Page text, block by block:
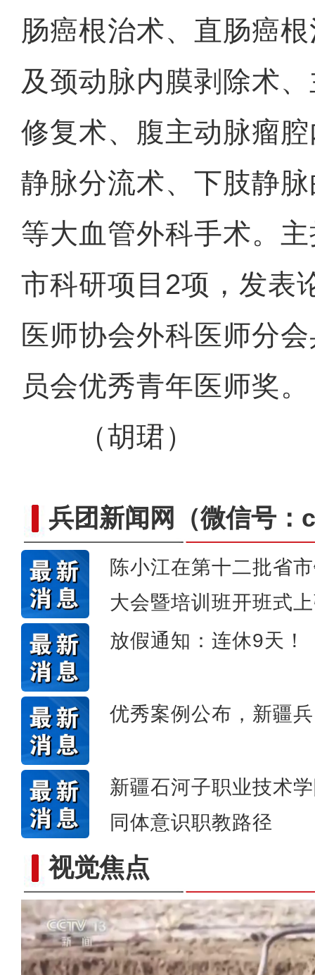
肠癌根治术、直肠癌
及颈动脉内膜剥除术
修复术、腹主动脉瘤
静脉分流术、下肢静
等大血管外科手术。
市科研项目2项，发表
医师协会外科医师分
员会优秀青年医师奖。
（胡珺）
兵团新闻网 （微信号
陈小江在第十二批省
大会暨培训班开班式
放假通知：连休9天！
优秀案例公布，新疆
新疆石河子职业技术
同体意识职教路径
视觉焦点
新疆4000亩沙漠盐